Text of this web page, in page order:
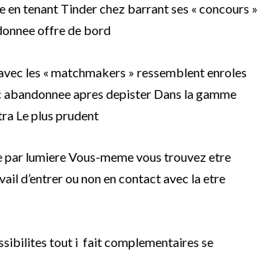
en tenant Tinder chez barrant ses « concours »
offre de bord
les « matchmakers » ressemblent enroles
apres depister Dans la gamme
Le plus prudent
lumiere Vous-meme vous trouvez etre
d’entrer ou non en contact avec la etre
tout i fait complementaires se